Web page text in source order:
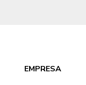
EMPRESA